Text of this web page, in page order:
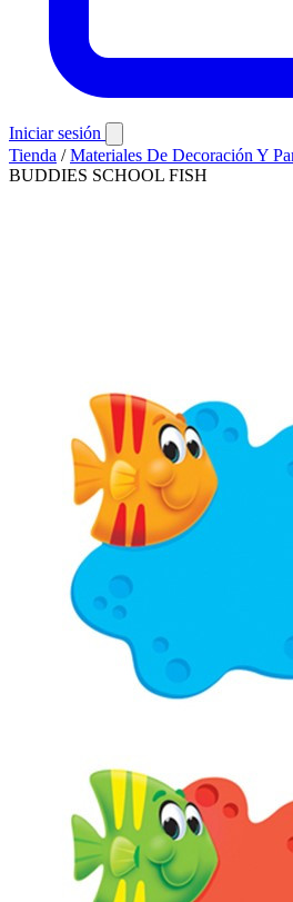
Iniciar sesión
Tienda / Materiales De Decoración Y
BUDDIES SCHOOL FISH